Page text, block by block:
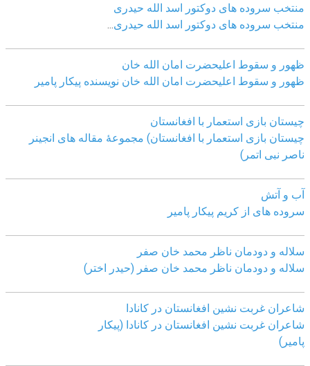
منتخب سروده های دوکتور اسد الله حیدری
منتخب سروده های دوکتور اسد الله حیدری
ظهور و سقوط اعلیحضرت امان الله خان
ظهور و سقوط اعلیحضرت امان الله خان نویسنده پیکار پامیر
چیستان بازی استعمار با افغانستان
چیستان بازی استعمار با افغانستان) مجموعۀ مقاله های انجینر
ناصر نبی اتمر)
آب و آتش
سروده های از کریم پیکار پامیر
سلاله و دودمان ناظر محمد خان صفر
سلاله و دودمان ناظر محمد خان صفر (حیدر اختر)
شاعران غربت نشین افغانستان در کانادا
شاعران غربت نشین افغانستان در کانادا (پیکار
پامیر)